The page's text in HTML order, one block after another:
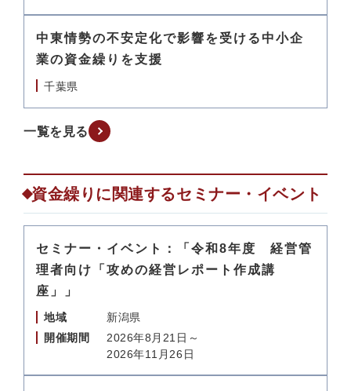
中東情勢の不安定化で影響を受ける中小企
業の資金繰りを支援
千葉県
一覧を見る
資金繰りに関連するセミナー・イベント
セミナー・イベント：「令和8年度 経営管
理者向け「攻めの経営レポート作成講
座」」
地域
新潟県
開催期間
2026年8月21日～
2026年11月26日